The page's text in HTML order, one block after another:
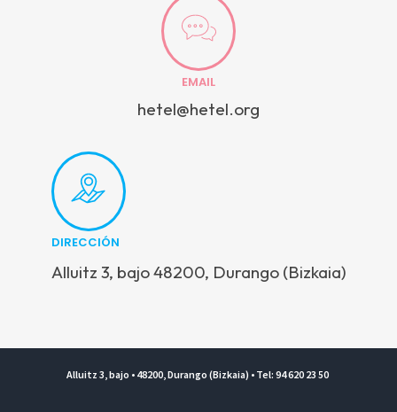
EMAIL
hetel@hetel.org
DIRECCIÓN
Alluitz 3, bajo 48200, Durango (Bizkaia)
Alluitz 3, bajo • 48200, Durango (Bizkaia) • Tel: 94 620 23 50